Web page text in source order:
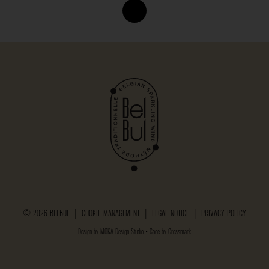
© 2026 BELBUL | COOKIE MANAGEMENT LEGAL NOTICE PRIVACY POLICY
Design by MOKA Design Studio • Code by Crossmark